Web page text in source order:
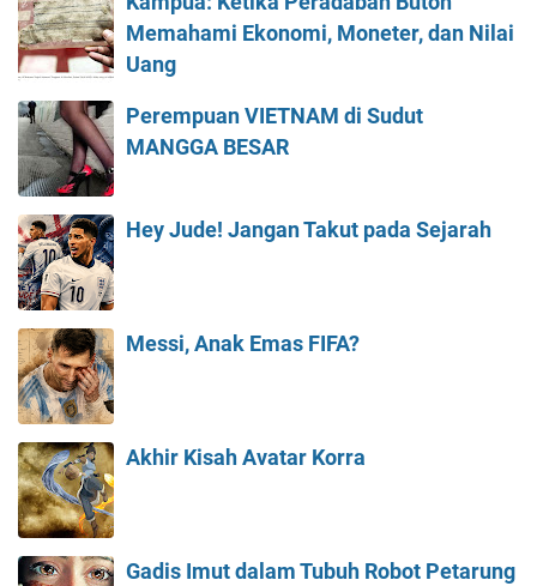
Memahami Ekonomi, Moneter, dan Nilai
Uang
Perempuan VIETNAM di Sudut
MANGGA BESAR
Hey Jude! Jangan Takut pada Sejarah
Messi, Anak Emas FIFA?
Akhir Kisah Avatar Korra
Gadis Imut dalam Tubuh Robot Petarung